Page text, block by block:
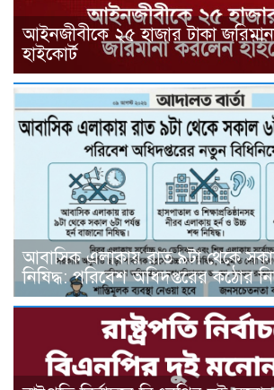
আইনজীবীকে ২৫ হাজার টাকা
হাইকোর্ট
আবাসিক এলাকায় রাত ৯টা থেকে
নিষিদ্ধ: পরিবেশ অধিদপ্তরের কঠোর